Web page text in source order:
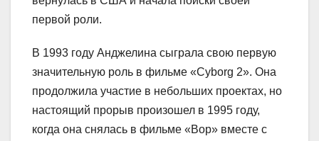
первой роли.
В 1993 году Анджелина сыграла свою первую
значительную роль в фильме «Cyborg 2». Она
продолжила участие в небольших проектах, но
настоящий прорыв произошел в 1995 году,
когда она снялась в фильме «Вор» вместе с